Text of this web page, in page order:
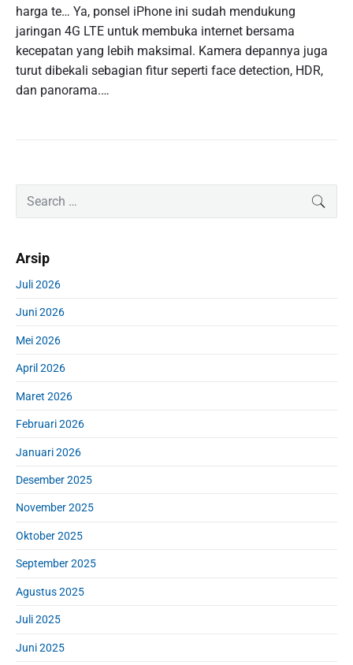
harga te… Ya, ponsel iPhone ini sudah mendukung
jaringan 4G LTE untuk membuka internet bersama
kecepatan yang lebih maksimal. Kamera depannya juga
turut dibekali sebagian fitur seperti face detection, HDR,
dan panorama.…
a
y
S
d
b
a
c
h
o
:
Arsip
Juli 2026
Juni 2026
Mei 2026
April 2026
Maret 2026
Februari 2026
Januari 2026
Desember 2025
November 2025
Oktober 2025
September 2025
Agustus 2025
Juli 2025
Juni 2025